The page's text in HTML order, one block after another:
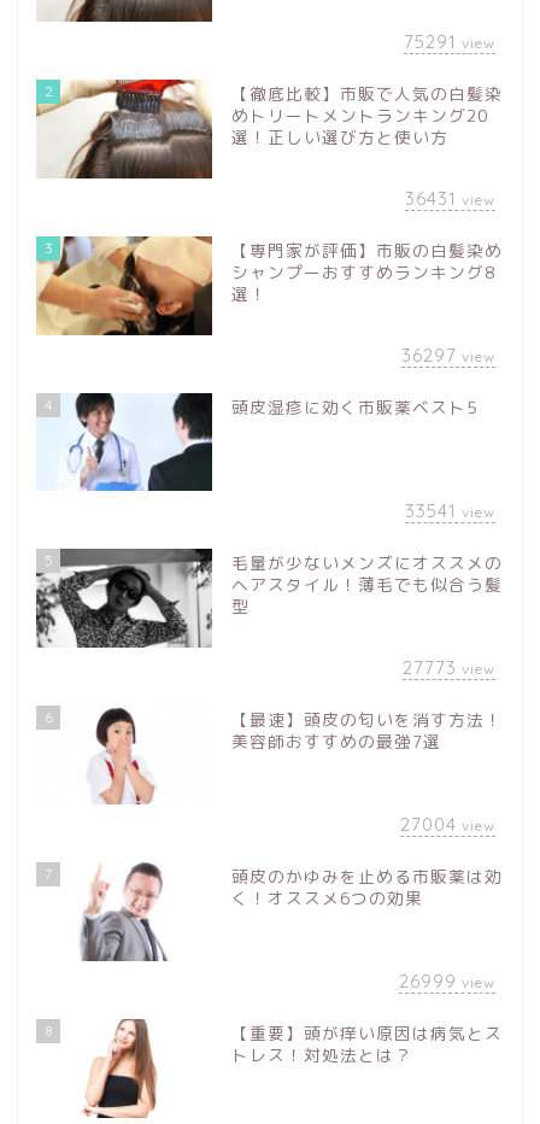
75291 view
2
【徹底比較】市販で人気の白髪染
めトリートメントランキング20
選！正しい選び方と使い方
36431 view
3
【専門家が評価】市販の白髪染め
シャンプーおすすめランキング8
選！
36297 view
4 頭皮湿疹に効く市販薬ベスト5
33541 view
5
毛量が少ないメンズにオススメの
ヘアスタイル！薄毛でも似合う髪
型
27773 view
6
【最速】頭皮の匂いを消す方法！
美容師おすすめの最強7選
27004 view
7
頭皮のかゆみを止める市販薬は効
く！オススメ6つの効果
26999 view
8
【重要】頭が痒い原因は病気とス
トレス！対処法とは？